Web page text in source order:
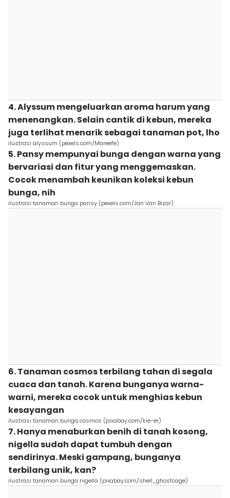
4. Alyssum mengeluarkan aroma harum yang
menenangkan. Selain cantik di kebun, mereka
juga terlihat menarik sebagai tanaman pot, lho
ilustrasi alyssum (pexels.com/Mareefe)
5. Pansy mempunyai bunga dengan warna yang
bervariasi dan fitur yang menggemaskan.
Cocok menambah keunikan koleksi kebun
bunga, nih
ilustrasi tanaman bunga pansy (pexels.com/Jan Van Bizar)
6. Tanaman cosmos terbilang tahan di segala
cuaca dan tanah. Karena bunganya warna-
warni, mereka cocok untuk menghias kebun
kesayangan
ilustrasi tanaman bunga cosmos (pixabay.com/kie-er)
7. Hanya menaburkan benih di tanah kosong,
nigella sudah dapat tumbuh dengan
sendirinya. Meski gampang, bunganya
terbilang unik, kan?
ilustrasi tanaman bunga nigella (pixabay.com/shell_ghostcage)